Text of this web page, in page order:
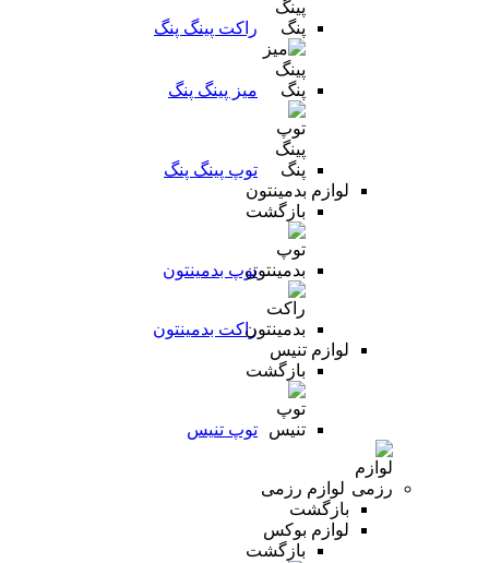
راکت پینگ پنگ
میز پینگ پنگ
توپ پینگ پنگ
لوازم بدمینتون
بازگشت
توپ بدمینتون
راکت بدمینتون
لوازم تنیس
بازگشت
توپ تنیس
لوازم رزمی
بازگشت
لوازم بوکس
بازگشت